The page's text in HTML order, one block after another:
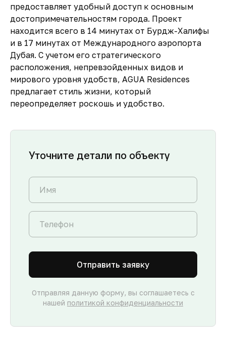
предоставляет удобный доступ к основным
достопримечательностям города. Проект
находится всего в 14 минутах от Бурдж-Халифы
и в 17 минутах от Международного аэропорта
Дубая. С учетом его стратегического
расположения, непревзойденных видов и
мирового уровня удобств, AGUA Residences
предлагает стиль жизни, который
переопределяет роскошь и удобство.
Уточните детали по объекту
Отправить заявку
Отправляя данную форму, вы соглашаетесь с
нашей политикой конфиденциальности